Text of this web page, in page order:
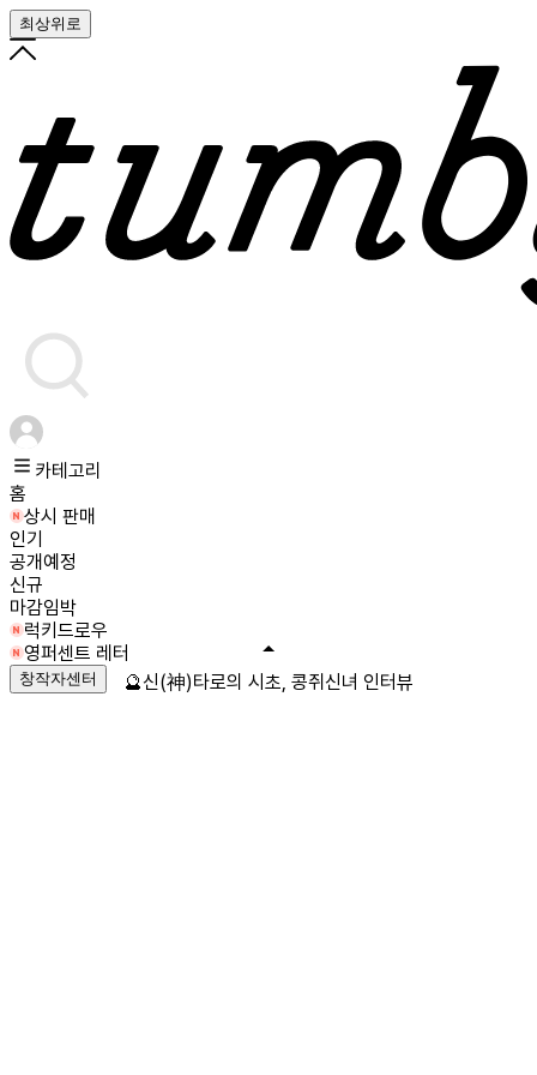
최상위로
카테고리
홈
상시 판매
인기
공개예정
신규
마감임박
럭키드로우
영퍼센트 레터
창작자센터 🔮신(神)타로의 시초, 콩쥐신녀 인터뷰